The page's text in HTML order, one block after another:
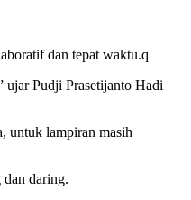
dan tepat waktu.q
ujar Pudji Prasetijanto Hadi
untuk lampiran masih
dan daring.